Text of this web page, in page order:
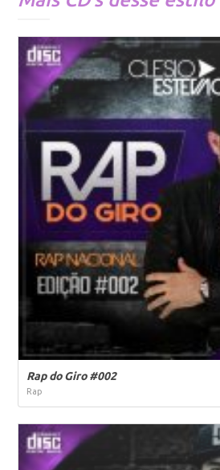
Rap do Giro #002
Rap